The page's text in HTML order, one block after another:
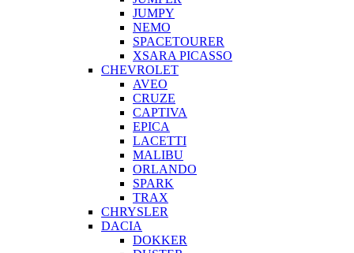
JUMPY
NEMO
SPACETOURER
XSARA PICASSO
CHEVROLET
AVEO
CRUZE
CAPTIVA
EPICA
LACETTI
MALIBU
ORLANDO
SPARK
TRAX
CHRYSLER
DACIA
DOKKER